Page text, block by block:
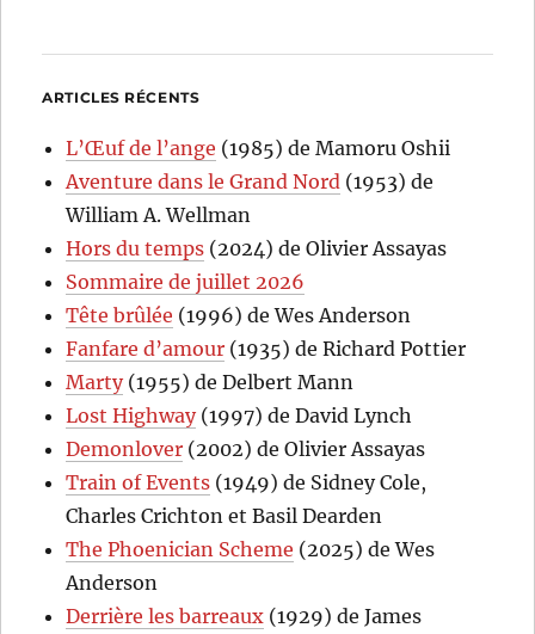
ARTICLES RÉCENTS
L’Œuf de l’ange (1985) de Mamoru Oshii
Aventure dans le Grand Nord (1953) de
William A. Wellman
Hors du temps (2024) de Olivier Assayas
Sommaire de juillet 2026
Tête brûlée (1996) de Wes Anderson
Fanfare d’amour (1935) de Richard Pottier
Marty(1955) de Delbert Mann
Lost Highway(1997) de David Lynch
Demonlover (2002) de Olivier Assayas
Train of Events (1949) de Sidney Cole,
Charles Crichton et Basil Dearden
The Phoenician Scheme (2025) de Wes
Anderson
Derrière les barreaux (1929) de James